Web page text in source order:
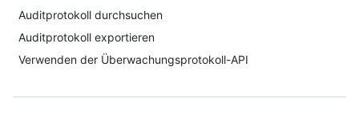
Auditprotokoll durchsuchen
Auditprotokoll exportieren
Verwenden der Überwachungsprotokoll-API